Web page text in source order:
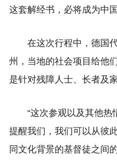
这套解经书，必将成为中
在这次行程中，德国
州，当地的社会项目给他
是针对残障人士、长者及
“这次参观以及其他热
提醒我们，我们可以从彼
同文化背景的基督徒之间